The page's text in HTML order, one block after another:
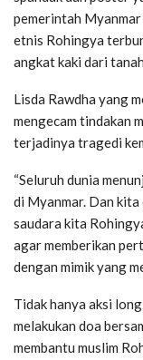
pemerintah
etnis Rohingya
angkat kaki dari
Lisda Rawdha yang
mengecam tindakan
terjadinya tragedi
“Seluruh dunia
di Myanmar. Dan kita
saudara kita
agar memberikan
dengan mimik yang
Tidak hanya aksi
melakukan doa
membantu muslim